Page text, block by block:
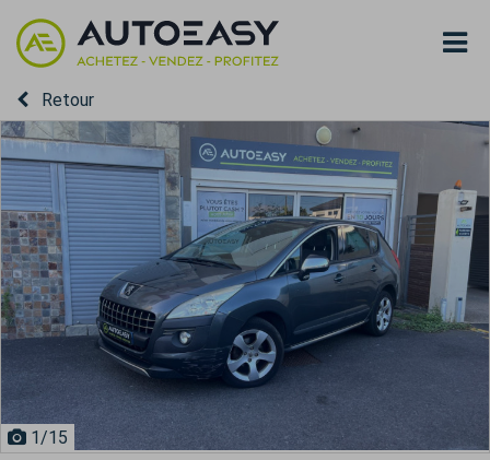
Retour
1/15